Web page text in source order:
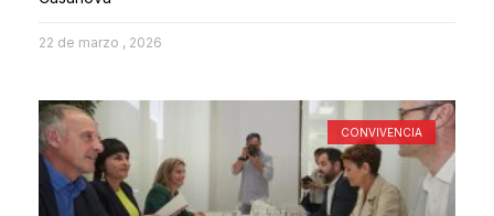
22 de marzo , 2026
CONVIVENCIA